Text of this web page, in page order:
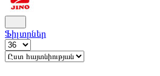
Ֆիլտրներ